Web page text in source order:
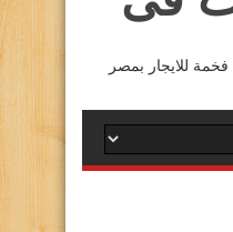
للايجار بمصر